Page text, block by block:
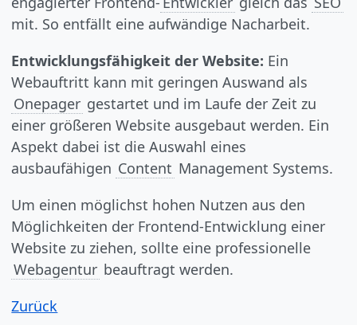
mit. So entfällt eine aufwändige Nacharbeit.
Entwicklungsfähigkeit der Website: Ein
Webauftritt kann mit geringen Auswand als
Onepager gestartet und im Laufe der Zeit zu
einer größeren Website ausgebaut werden. Ein
Aspekt dabei ist die Auswahl eines
ausbaufähigen Content Management Systems.
Um einen möglichst hohen Nutzen aus den
Möglichkeiten der Frontend-Entwicklung einer
Website zu ziehen, sollte eine professionelle
Webagentur beauftragt werden.
Zurück